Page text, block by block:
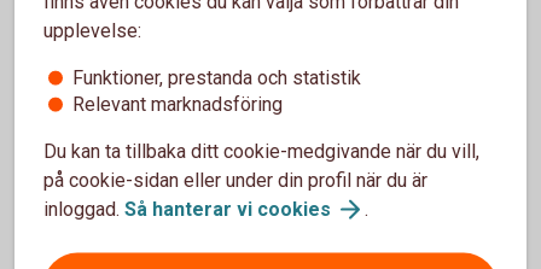
Har olyckan varit framme?
Här kan du göra din anmälan och ansöka om
ersättning.
Skadeanmälan – anmäl skada
upplevelse:
Funktioner, prestanda och statistik
Relevant marknadsföring
Du kan ta tillbaka ditt cookie-medgivande när du vill,
på cookie-sidan eller under din profil när du är
inloggad. Så hanterar vi cookies .